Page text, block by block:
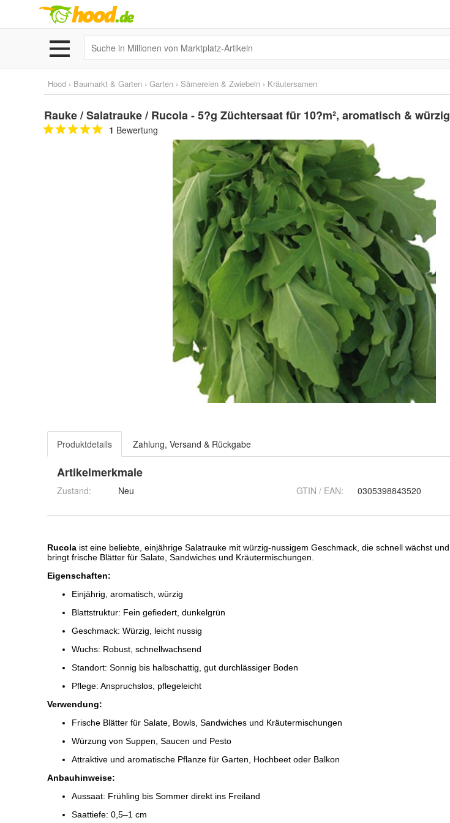
Hood › Baumarkt & Garten › Garten › Sämereien & Zwiebeln › Kräutersamen
Rauke / Salatrauke / Rucola - 5?g Züchtersaat für 10?m², aromatisch & würzig
1 Bewertung
Produktdetails Zahlung, Versand & Rückgabe
Artikelmerkmale
Zustand: Neu GTIN / EAN: 0305398843520